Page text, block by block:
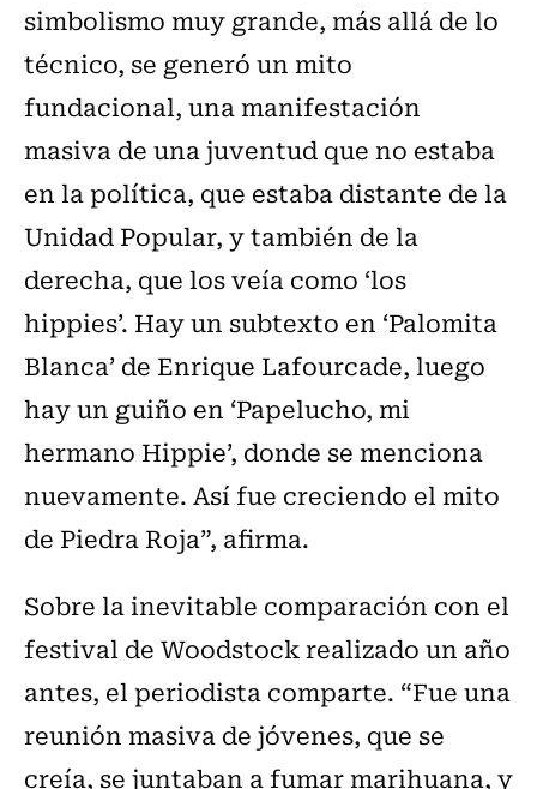
simbolismo muy grande, más allá de lo
técnico, se generó un mito
fundacional, una manifestación
masiva de una juventud que no estaba
en la política, que estaba distante de la
Unidad Popular, y también de la
derecha, que los veía como ‘los
hippies’. Hay un subtexto en ‘Palomita
Blanca’ de Enrique Lafourcade, luego
hay un guiño en ‘Papelucho, mi
hermano Hippie’, donde se menciona
nuevamente. Así fue creciendo el mito
de Piedra Roja”, afirma.
Sobre la inevitable comparación con el
festival de Woodstock realizado un año
antes, el periodista comparte. “Fue una
reunión masiva de jóvenes, que se
creía, se juntaban a fumar marihuana, y